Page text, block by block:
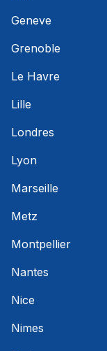
Geneve
Grenoble
Le Havre
Lille
Londres
Lyon
Marseille
Metz
Montpellier
Nantes
Nice
Nimes